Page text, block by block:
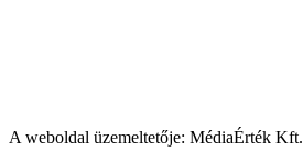
A weboldal üzemeltetője: MédiaÉrték Kft.